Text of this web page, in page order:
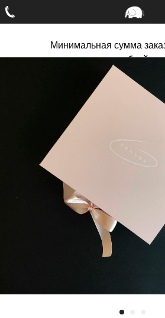
Минимальная сумма
рублей